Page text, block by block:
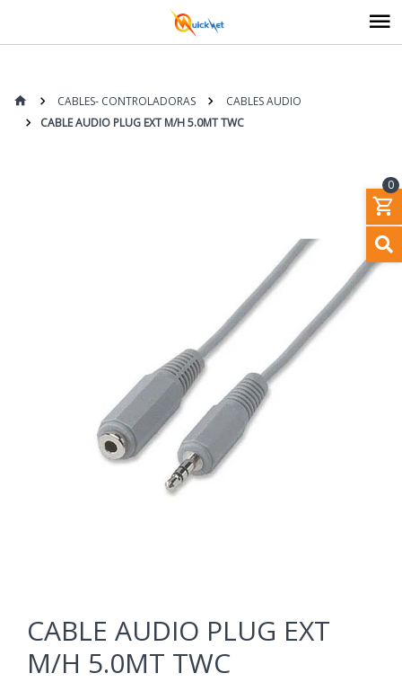
0
CABLES- CONTROLADORAS
CABLES AUDIO
CABLE AUDIO PLUG EXT M/H 5.0MT TWC
CABLE AUDIO PLUG EXT
M/H 5.0MT TWC